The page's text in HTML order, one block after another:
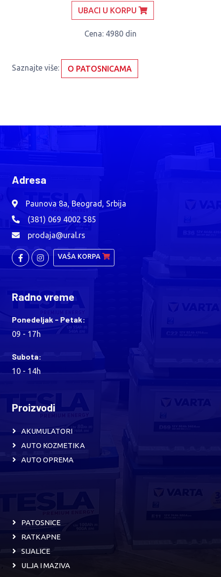
UBACI U KORPU
Cena: 4980 din
Saznajte više: O PATOSNICAMA
Adresa
Paunova 8a, Beograd, Srbija
(381) 069 4002 585
prodaja@ural.rs
VAŠA KORPA
Radno vreme
Ponedeljak - Petak:
09 - 17h
Subota:
10 - 14h
Proizvodi
AKUMULATORI
AUTO KOZMETIKA
AUTO OPREMA
PATOSNICE
RATKAPNE
SIJALICE
ULJA I MAZIVA